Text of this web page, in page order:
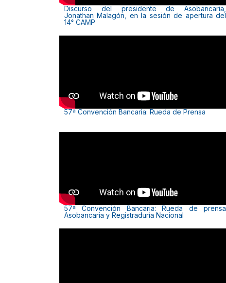
Discurso del presidente de Asobancaria,
Jonathan Malagón, en la sesión de apertura del
14° CAMP
57ª Convención Bancaria: Rueda de Prensa
57ª Convención Bancaria: Rueda de prensa
Asobancaria y Registraduría Nacional